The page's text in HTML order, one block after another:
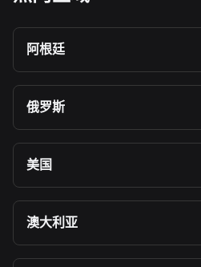
阿根廷
俄罗斯
美国
澳大利亚